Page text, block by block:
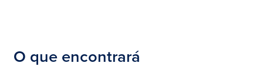
O que encontrará